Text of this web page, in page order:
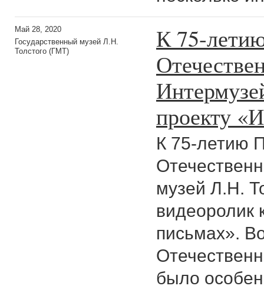
Май 28, 2020
Государственный музей Л.Н.
Толстого (ГМТ)
К 75-
проекту
К 75-летию
музей Л.Н.
видеоролик
письмах».
было